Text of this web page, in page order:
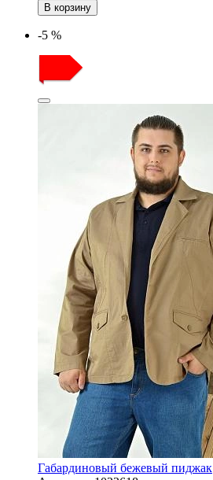
В корзину
-5 %
Габардиновый бежевый пиджак